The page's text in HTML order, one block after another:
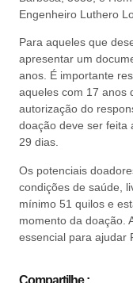
Engenheiro Luthero
Para aqueles que
apresentar um
anos. É importante
aqueles com 17 anos
autorização do
doação deve ser feita
29 dias.
Os potenciais
condições de saúde,
mínimo 51 quilos e
momento da doação.
essencial para ajudar
Compartilhe :